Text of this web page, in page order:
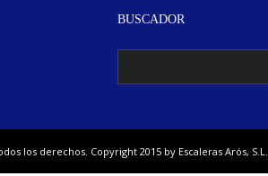
BUSCADOR
los derechos. Copyright 2015 by Escaleras Arós, S.L.